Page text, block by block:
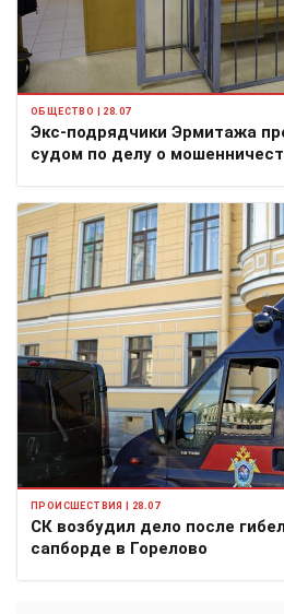
ОБЩЕСТВО | 28.07
Экс-подрядчики Эрмитажа
судом по делу о
ПРОИСШЕСТВИЯ | 28.07
СК возбудил дело после
сапборде в Горелово